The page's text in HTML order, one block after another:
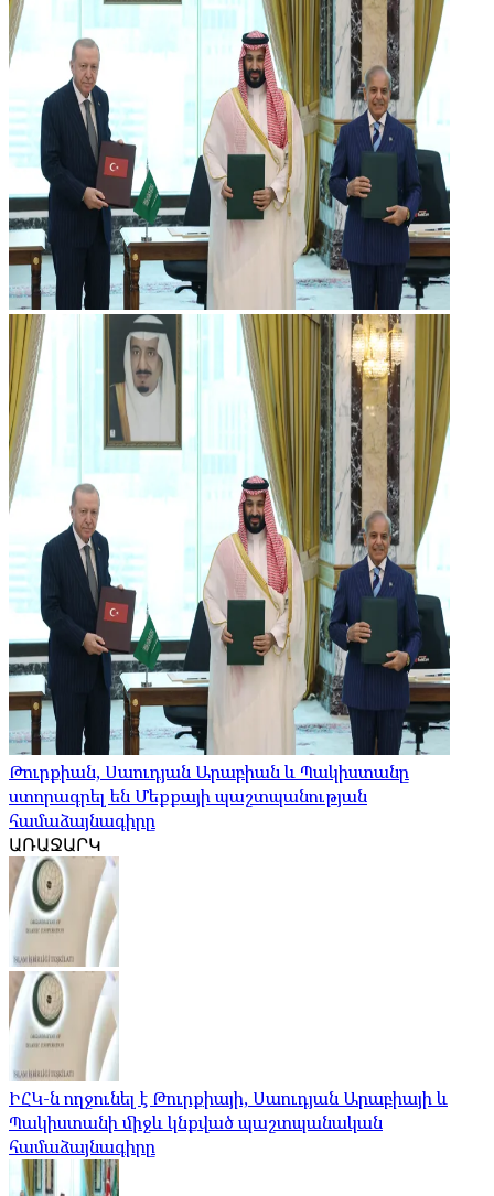
Թուրքիան, Սաուդյան Արաբիան և Պակիստանը
ստորագրել են Մեքքայի պաշտպանության
համաձայնագիրը
ԱՌԱՋԱՐԿ
ԻՀԿ-ն ողջունել է Թուրքիայի, Սաուդյան Արաբիայի և
Պակիստանի միջև կնքված պաշտպանական
համաձայնագիրը